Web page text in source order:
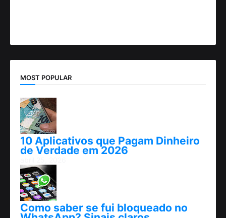
MOST POPULAR
10 Aplicativos que Pagam Dinheiro
de Verdade em 2026
Como saber se fui bloqueado no